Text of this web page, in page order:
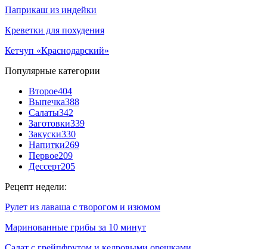
Паприкаш из индейки
Креветки для похудения
Кетчуп «Краснодарский»
Популярные категории
Второе404
Выпечка388
Салаты342
Заготовки339
Закуски330
Напитки269
Первое209
Дессерт205
Рецепт недели:
Рулет из лаваша с творогом и изюмом
Маринованные грибы за 10 минут